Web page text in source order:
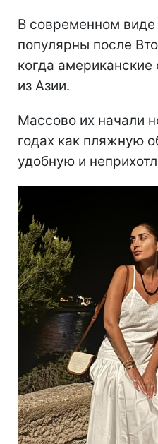
В современном виде
популярны после
когда
из Азии.
Массово их начали
годах как пляжную
удобную и